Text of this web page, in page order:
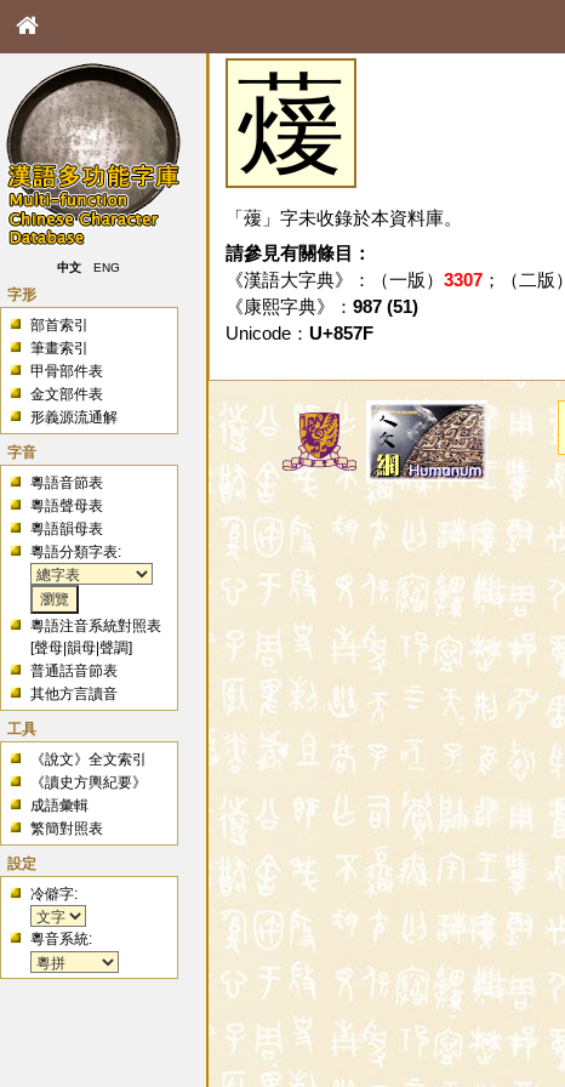
中文 ENG
字形
部首索引
筆畫索引
甲骨部件表
金文部件表
形義源流通解
字音
粵語音節表
粵語聲母表
粵語韻母表
粵語分類字表:
粵語注音系統對照表
[聲母 |韻母 |聲調]
普通話音節表
其他方言讀音
工具
《說文》全文索引
《讀史方輿紀要》
成語彙輯
繁簡對照表
設定
冷僻字:
粵音系統:
蕿
「蕿」字未收錄於本資料庫。
請參見有關條目：
《漢語大字典》：（一版） 3307；（二版）
《康熙字典》： 987 (51)
Unicode： U+857F